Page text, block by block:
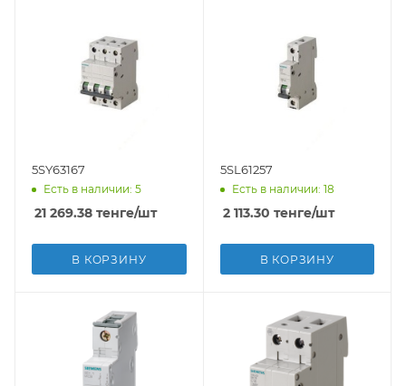
5SY63167
Есть в наличии: 5
21 269.38 тенге/шт
В КОРЗИНУ
5SL61257
Есть в наличии: 18
2 113.30 тенге/шт
В КОРЗИНУ